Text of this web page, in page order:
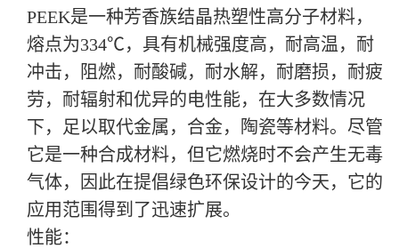
PEEK是一种芳香族结晶热塑性高分子材料，
熔点为334℃，具有机械强度高，耐高温，耐
冲击，阻燃，耐酸碱，耐水解，耐磨损，耐疲
劳，耐辐射和优异的电性能，在大多数情况
下，足以取代金属，合金，陶瓷等材料。尽管
它是一种合成材料，但它燃烧时不会产生无毒
气体，因此在提倡绿色环保设计的今天，它的
应用范围得到了迅速扩展。
性能：